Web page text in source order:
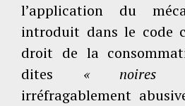
l’application du
introduit dans le code
droit de la
dites « noires
irréfragablement